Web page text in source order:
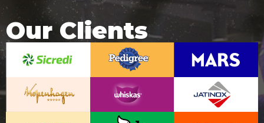
Our Clients